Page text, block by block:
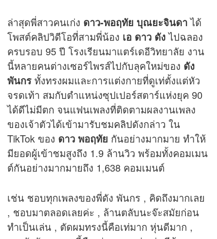
ล่าสุดพี่สาวคนเก่ง ดาว-พอฤทัย บุณยะจินดาได้
โพสต์คลิปวิดีโอที่สามพี่น้อง เอ ดาว ดังไปฉลอง
ครบรอบ 95 ปี โรงเรียนมาแตร์เดอีวิทยาลัย งาน
นี้หลายคนต่างเซอร์ไพรส์ไปกับลุคใหม่ของ ดัง
พันกร ทั้งทรงผมและการแต่งกายที่ดูเท่ตั้งแต่หัว
จรดเท้า สมกับตำแหน่งซุปเปอร์สตาร์แห่งยุค 90
ได้ดีไม่มีตก จนแฟนเพลงที่ติดตามผลงานเพลง
ของเจ้าตัวได้เข้ามารับชมคลิปดังกล่าว ใน
TikTok ของ ดาว พอฤทัย กันอย่างมากมาย ทำให้
มียอดผู้เข้าชมสูงถึง 1.9 ล้านวิว พร้อมทั้งคอมเมน
ต์กันอย่างมากมายถึง 1,638 คอมเมนต์
เช่น ชอบทุกเพลงของพี่ดัง พันกร , คิดถึงมากเลย
, ชอบมาตลอดเลยค่ะ , ล้านตลับนะจ๊ะสมัยก่อน
ทำเป็นเล่น , ตัดผมทรงนี้คือเท่มาก หุ่นดีมาก ,